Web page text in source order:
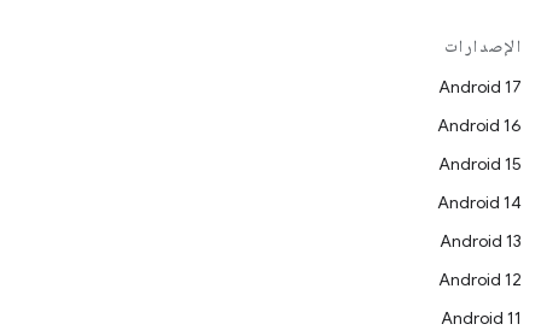
الإصدارات
Android 17
Android 16
Android 15
Android 14
Android 13
Android 12
Android 11